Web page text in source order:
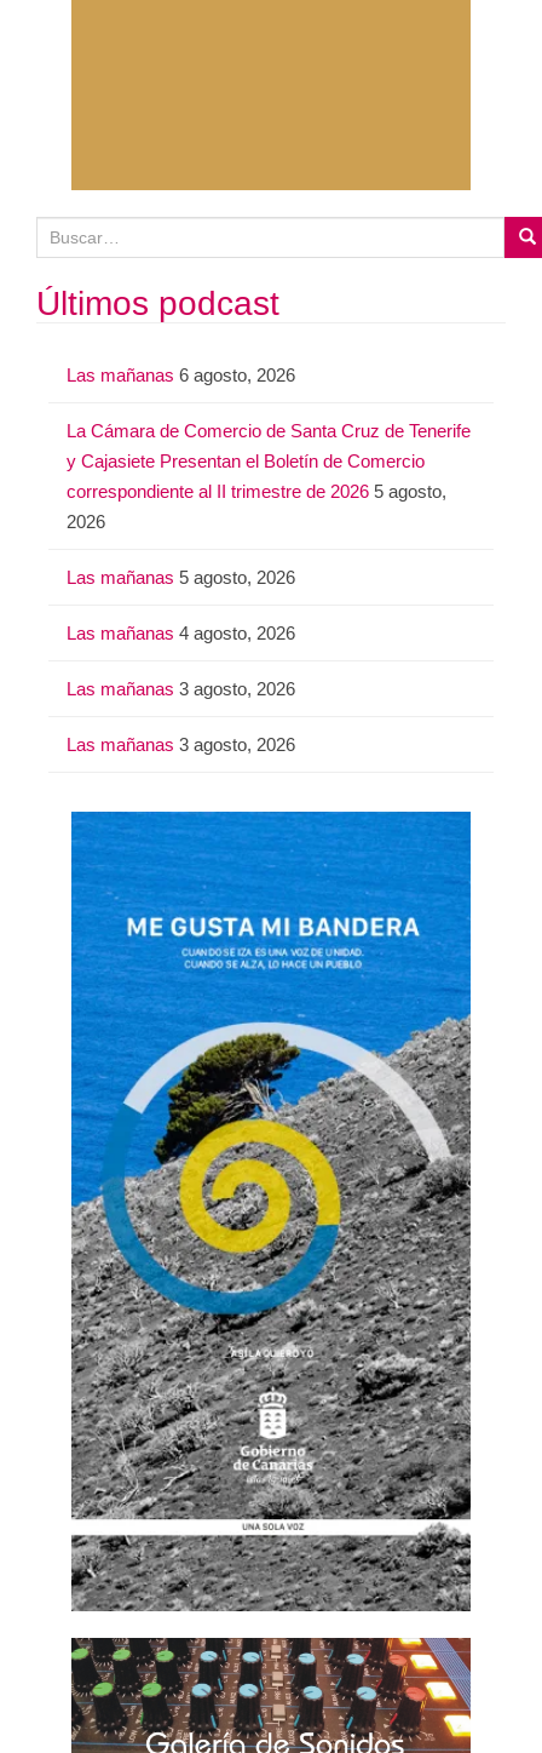
u
s
c
Últimos podcast
Las mañanas 6 agosto, 2026
La Cámara de Comercio de Santa Cruz de Tenerife
y Cajasiete Presentan el Boletín de Comercio
correspondiente al II trimestre de 2026 5 agosto,
2026
Las mañanas 5 agosto, 2026
Las mañanas 4 agosto, 2026
Las mañanas 3 agosto, 2026
Las mañanas 3 agosto, 2026